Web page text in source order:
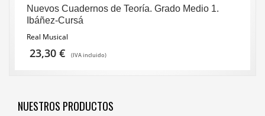
Nuevos Cuadernos de Teoría. Grado Medio 1.
Ibáñez-Cursá
Real Musical
23,30 € (IVA incluido)
NUESTROS PRODUCTOS